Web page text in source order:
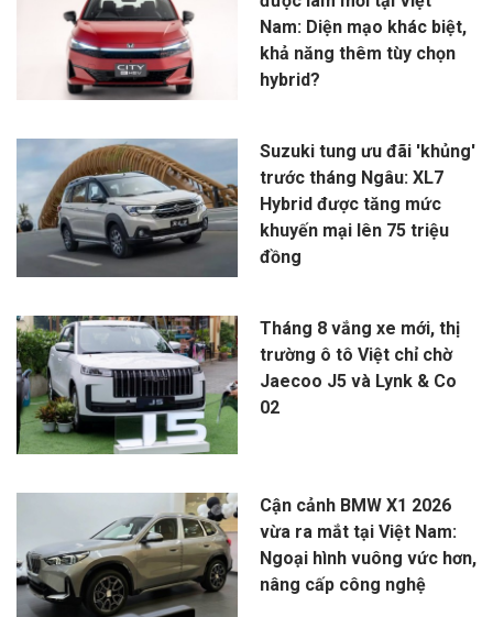
Nam: Diện mạo khác biệt,
khả năng thêm tùy chọn
hybrid?
Suzuki tung ưu đãi 'khủng'
trước tháng Ngâu: XL7
Hybrid được tăng mức
khuyến mại lên 75 triệu
đồng
Tháng 8 vắng xe mới, thị
trường ô tô Việt chỉ chờ
Jaecoo J5 và Lynk & Co
02
Cận cảnh BMW X1 2026
vừa ra mắt tại Việt Nam:
Ngoại hình vuông vức hơn,
nâng cấp công nghệ